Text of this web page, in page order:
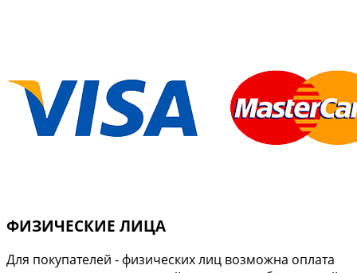
ФИЗИЧЕСКИЕ ЛИЦА
Для покупателей - физических лиц возможна оплата